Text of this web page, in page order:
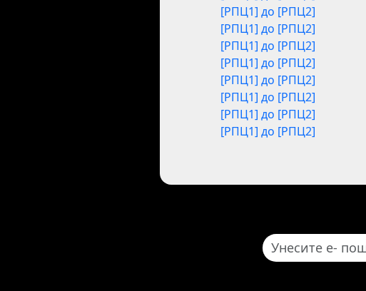
[РПЦ1] до [РПЦ2]
[РПЦ1] до [РПЦ2]
[РПЦ1] до [РПЦ2]
[РПЦ1] до [РПЦ2]
[РПЦ1] до [РПЦ2]
[РПЦ1] до [РПЦ2]
[РПЦ1] до [РПЦ2]
[РПЦ1] до [РПЦ2]